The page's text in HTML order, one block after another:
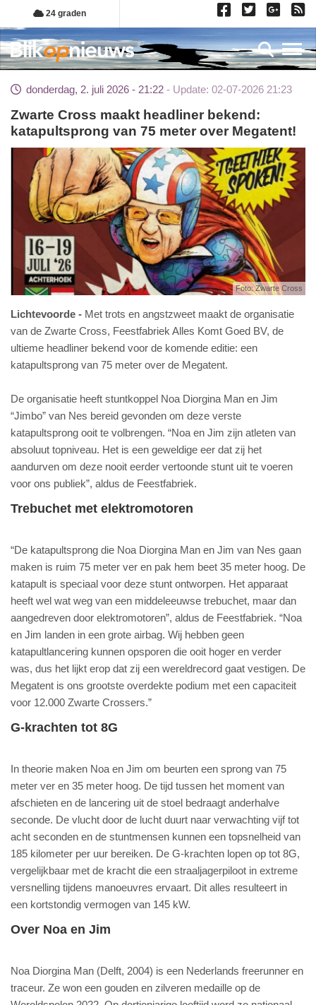
Overslaan
en
naar
de
gaan
24 graden
donderdag, 2. juli 2026 - 21:22 Update: 02-07-2026 21:23
Zwarte Cross maakt headliner bekend:
katapultsprong van 75 meter over Megatent!
Foto: Zwarte Cross
Lichtevoorde
Met trots en angstzweet maakt de organisatie
van de Zwarte Cross, Feestfabriek Alles Komt Goed BV, de
ultieme headliner bekend voor de komende editie: een
katapultsprong van 75 meter over de Megatent.
De organisatie heeft stuntkoppel Noa Diorgina Man en Jim
“Jimbo” van Nes bereid gevonden om deze verste
katapultsprong ooit te volbrengen. “Noa en Jim zijn atleten van
absoluut topniveau. Het is een geweldige eer dat zij het
aandurven om deze nooit eerder vertoonde stunt uit te voeren
voor ons publiek”, aldus de Feestfabriek.
Trebuchet met elektromotoren
“De katapultsprong die Noa Diorgina Man en Jim van Nes gaan
maken is ruim 75 meter ver en pak hem beet 35 meter hoog. De
katapult is speciaal voor deze stunt ontworpen. Het apparaat
heeft wel wat weg van een middeleeuwse trebuchet, maar dan
aangedreven door elektromotoren”, aldus de Feestfabriek. “Noa
en Jim landen in een grote airbag. Wij hebben geen
katapultlancering kunnen opsporen die ooit hoger en verder
was, dus het lijkt erop dat zij een wereldrecord gaat vestigen. De
Megatent is ons grootste overdekte podium met een capaciteit
voor 12.000 Zwarte Crossers.”
G-krachten tot 8G
In theorie maken Noa en Jim om beurten een sprong van 75
meter ver en 35 meter hoog. De tijd tussen het moment van
afschieten en de lancering uit de stoel bedraagt anderhalve
seconde. De vlucht door de lucht duurt naar verwachting vijf tot
acht seconden en de stuntmensen kunnen een topsnelheid van
185 kilometer per uur bereiken. De G-krachten lopen op tot 8G,
vergelijkbaar met de kracht die een straaljagerpiloot in extreme
versnelling tijdens manoeuvres ervaart. Dit alles resulteert in
een kortstondig vermogen van 145 kW.
Over Noa en Jim
Noa Diorgina Man (Delft, 2004) is een Nederlands freerunner en
traceur. Ze won een gouden en zilveren medaille op de